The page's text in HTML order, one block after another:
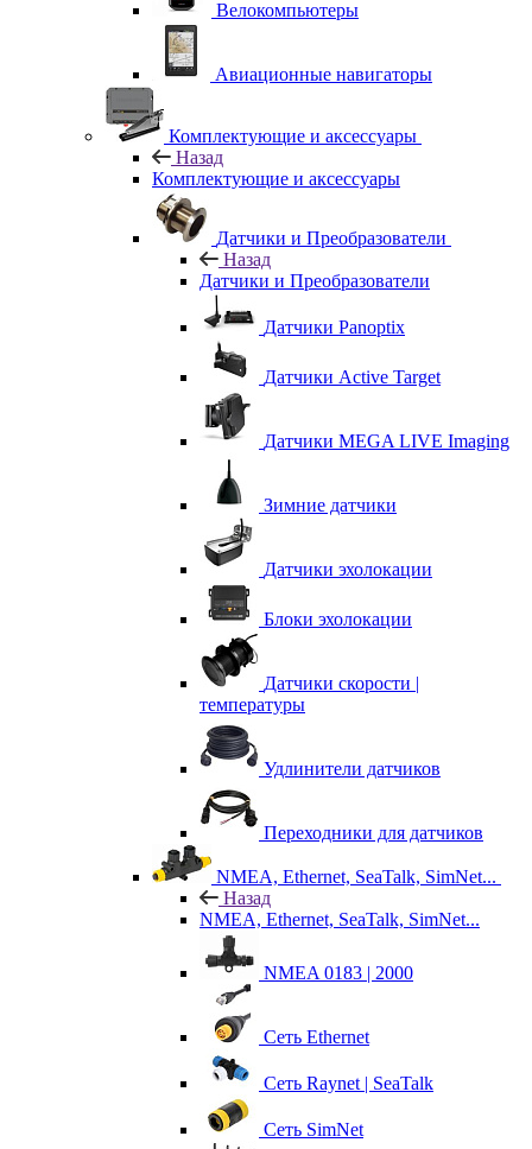
Велокомпьютеры
Авиационные навигаторы
Комплектующие и аксессуары
Назад
Комплектующие и аксессуары
Датчики и Преобразователи
Назад
Датчики и Преобразователи
Датчики Panoptix
Датчики Active Target
Датчики MEGA LIVE Imaging
Зимние датчики
Датчики эхолокации
Блоки эхолокации
Датчики скорости |
температуры
Удлинители датчиков
Переходники для датчиков
NMEA, Ethernet, SeaTalk, SimNet...
Назад
NMEA, Ethernet, SeaTalk, SimNet...
NMEA 0183 | 2000
Сеть Ethernet
Сеть Raynet | SeaTalk
Сеть SimNet